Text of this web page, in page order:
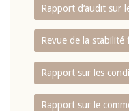
Rapport d‘audit sur
Revue de la stabilité
Rapport sur les
Rapport sur le